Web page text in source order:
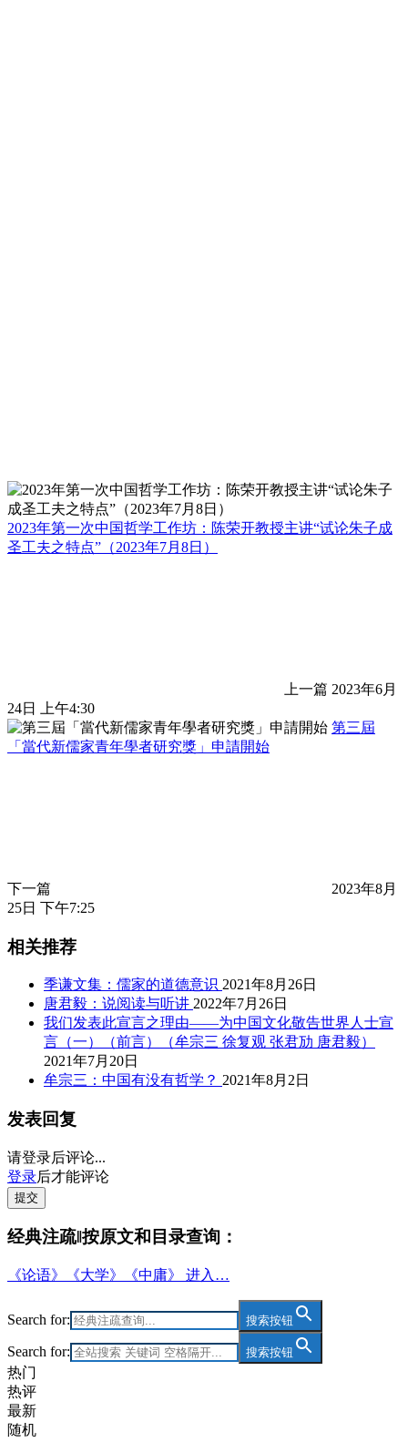
2023年第一次中国哲学工作坊：陈荣开教授主讲“试论朱子成
圣工夫之特点”（2023年7月8日）
上一篇 2023年6月
24日 上午4:30
第三屆
「當代新儒家青年學者研究獎」申請開始
下一篇
2023年8月
25日 下午7:25
相关推荐
季谦文集：儒家的道德意识 2021年8月26日
唐君毅：说阅读与听讲 2022年7月26日
我们发表此宣言之理由——为中国文化敬告世界人士宣
言（一）（前言）（牟宗三 徐复观 张君劢 唐君毅）
2021年7月20日
牟宗三：中国有没有哲学？ 2021年8月2日
发表回复
请登录后评论...
登录后才能评论
提交
经典注疏‖按原文和目录查询：
《论语》《大学》《中庸》 进入…
Search for: 搜索按钮
Search for: 搜索按钮
热门
热评
最新
随机